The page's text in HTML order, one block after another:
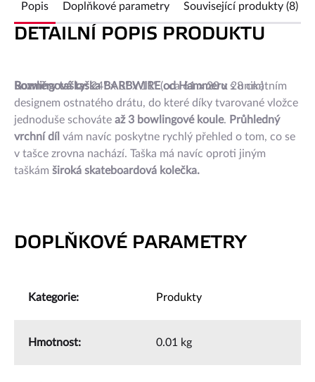
Popis Doplňkové parametry Související produkty (8)
DETAILNÍ POPIS PRODUKTU
Bowlingová taška BARBWIRE od Hammerus unikátním
designem ostnatého drátu, do které díky tvarované vložce
jednoduše schováte až 3 bowlingové koule. Průhledný
vrchní díl vám navíc poskytne rychlý přehled o tom, co se
v tašce zrovna nachází. Taška má navíc oproti jiným
taškám široká skateboardová kolečka.
Rozměry tašky:24" x 8" x 11" (cca 61 x 20 x 28 cm)
DOPLŇKOVÉ PARAMETRY
Kategorie: Produkty
Hmotnost: 0.01 kg